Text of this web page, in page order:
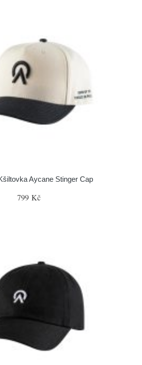
Aycane Stinger Cap
799 Kč